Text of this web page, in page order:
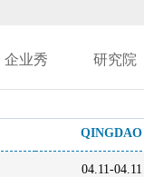
企业秀 研究院
QINGDAO
04.11-04.11